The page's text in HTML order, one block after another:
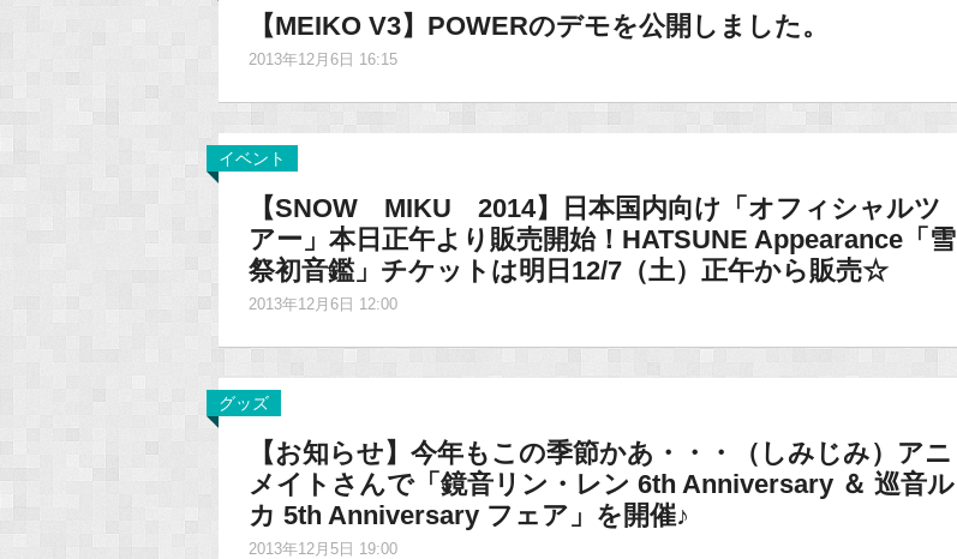
【MEIKO V3】POWERのデモを公開しました。
2013年12月6日 16:15
イベント
【SNOW MIKU 2014】日本国内向け「オフィシャルツ
アー」本日正午より販売開始！HATSUNE Appearance「雪
祭初音鑑」チケットは明日12/7（土）正午から販売☆
2013年12月6日 12:00
グッズ
【お知らせ】今年もこの季節かあ・・・（しみじみ）アニ
メイトさんで「鏡音リン・レン 6th Anniversary ＆ 巡音ル
カ 5th Anniversary フェア」を開催♪
2013年12月5日 19:00